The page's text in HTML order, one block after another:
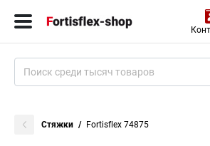
Стяжки Fortisflex 74875